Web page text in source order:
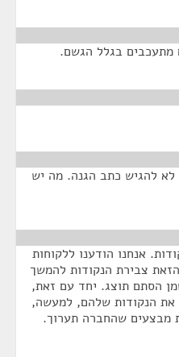
מתעכבים בגלל הגשם.
להגיש כתב הגנה. מה יש
אנחנו הודענו ללקוחות
צבירת הנקודות להמשך
הסתם תוצג. יחד עם זאת,
את הנקודות שלהם, למעשה,